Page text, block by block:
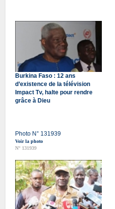
Burkina Faso : 12 ans
d’existence de la télévision
Impact Tv, halte pour rendre
grâce à Dieu
Photo N° 131939
Voir la photo
N° 131939